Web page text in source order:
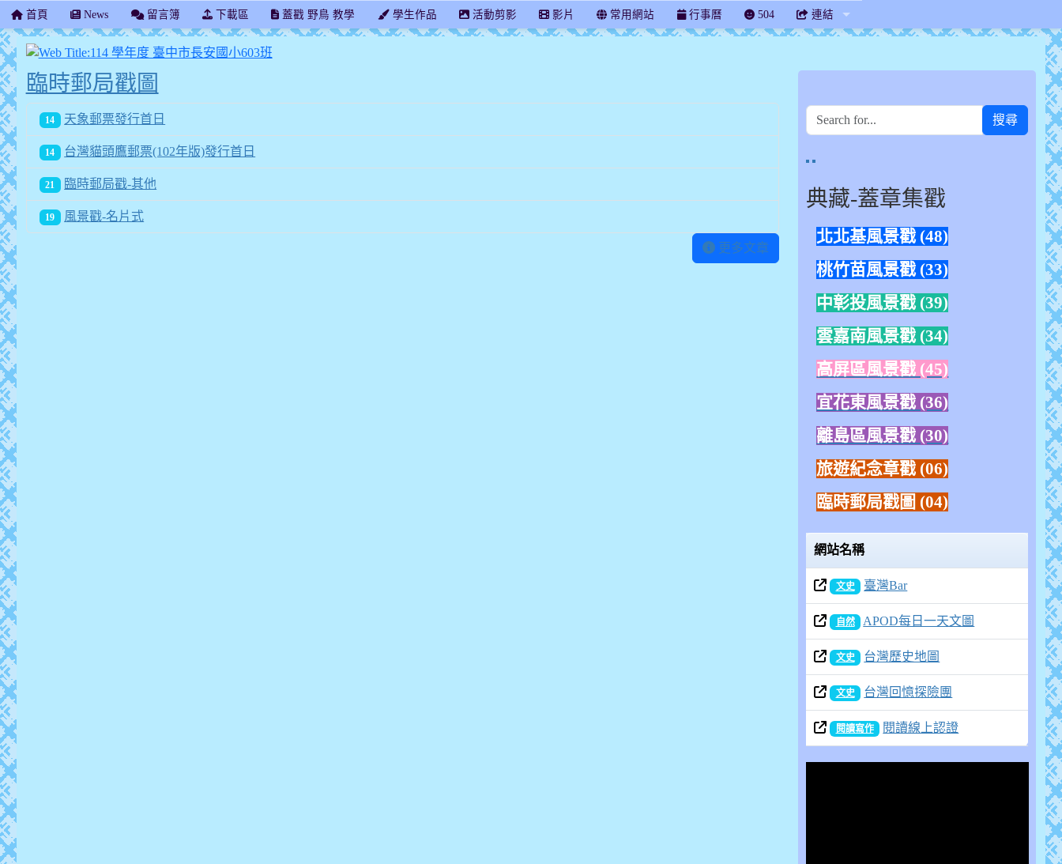
首頁 News 留言簿 下載區 蓋戳 野鳥 教學 學生作品 活動剪影 影片 常用網站 行事曆 504 連結
114 學年度 臺中市長安國小603班
臨時郵局戳圖
14 天象郵票發行首日
14 台灣貓頭鷹郵票(102年版)發行首日
21 臨時郵局戳-其他
19 風景戳-名片式
更多文章
搜尋
link to https://sites.google.com/
link to https://www.flickr.com/photos/
典藏-蓋章集戳
北北基風景戳 (48)
桃竹苗風景戳 (33)
中彰投風景戳 (39)
雲嘉南風景戳 (34)
高屏區風景戳 (45)
宜花東風景戳 (36)
離島區風景戳 (30)
旅遊紀念章戳 (06)
臨時郵局戳圖 (04)
網站名稱
文史 臺灣Bar
自然 APOD每日一天文圖
文史 台灣歷史地圖
文史 台灣回憶探險團
閱讀寫作 閱讀線上認證